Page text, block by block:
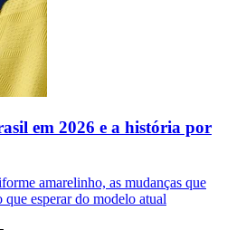
em 2026 e a história por
amarelinho, as mudanças que
que esperar do modelo atual